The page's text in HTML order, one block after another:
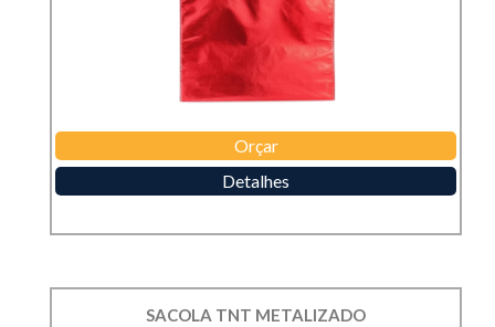
Orçar
Detalhes
SACOLA TNT METALIZADO